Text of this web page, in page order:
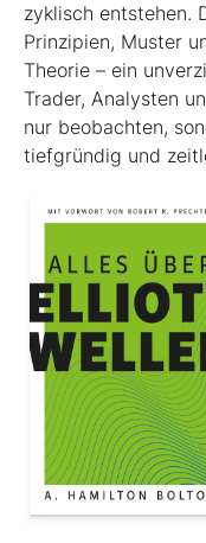
zyklisch entstehen.
Prinzipien, Muster
Theorie – ein
Trader, Analysten
nur beobachten,
tiefgründig und